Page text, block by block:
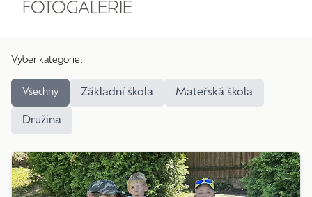
FOTOGALERIE
Vyber kategorie:
Všechny Základní škola Mateřská škola
Družina